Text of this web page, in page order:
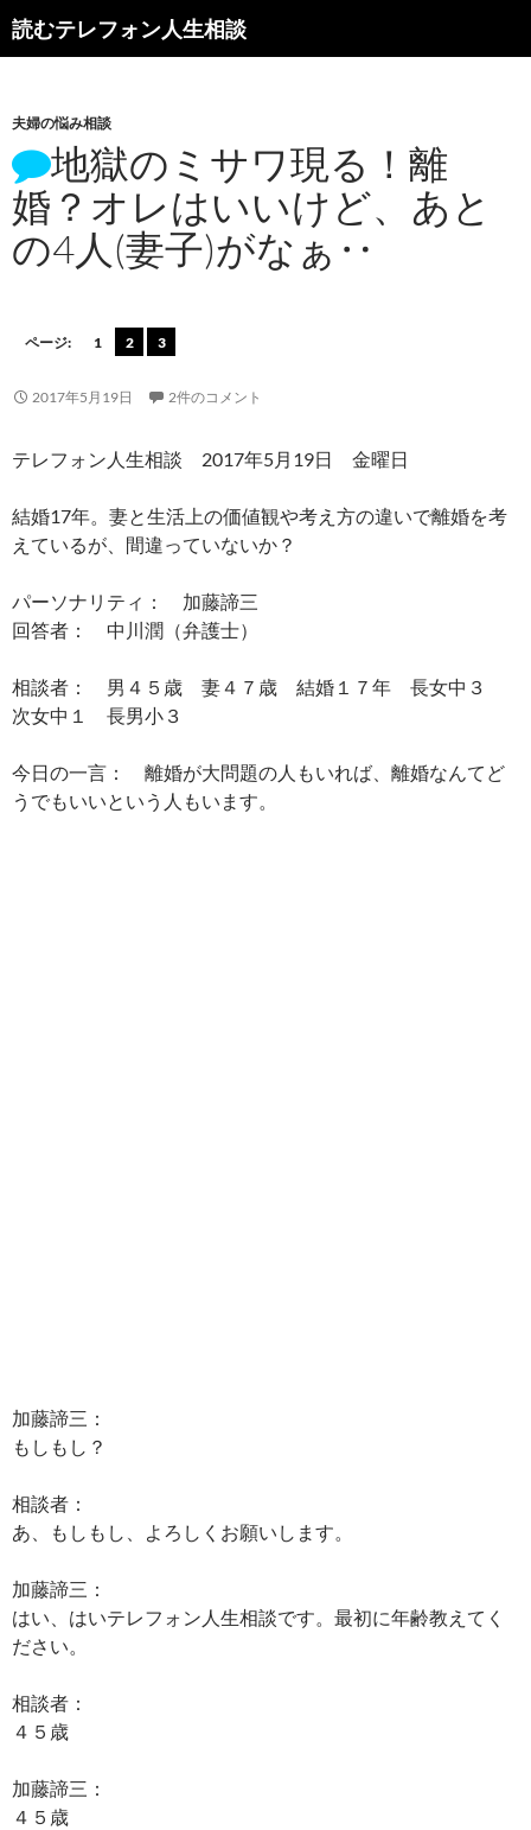
読むテレフォン人生相談
夫婦の悩み相談
地獄のミサワ現る！離
婚？オレはいいけど、あと
の4人(妻子)がなぁ‥
ページ: 1 2 3
2017年5月19日 2件のコメント
テレフォン人生相談 2017年5月19日 金曜日
結婚17年。妻と生活上の価値観や考え方の違いで離婚を考
えているが、間違っていないか？
パーソナリティ： 加藤諦三
回答者： 中川潤（弁護士）
相談者： 男４５歳 妻４７歳 結婚１７年 長女中３
次女中１ 長男小３
今日の一言： 離婚が大問題の人もいれば、離婚なんてど
うでもいいという人もいます。
加藤諦三：
もしもし？
相談者：
あ、もしもし、よろしくお願いします。
加藤諦三：
はい、はいテレフォン人生相談です。最初に年齢教えてく
ださい。
相談者：
４５歳
加藤諦三：
４５歳